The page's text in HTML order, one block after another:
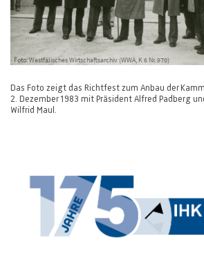
Foto: Westfälisches Wirtschaftsarchiv (WWA, K 6 Nr. 970)
Das Foto zeigt das Richtfest zum Anbau der
2. Dezember 1983 mit Präsident Alfred Padberg
Wilfrid Maul.